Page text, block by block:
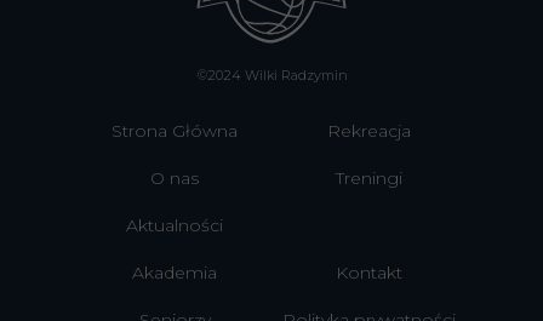
Strona Główna
O nas
Aktualności
Akademia
Rekreacja
Treningi
Kontakt
©2024 Wilki Radzymin